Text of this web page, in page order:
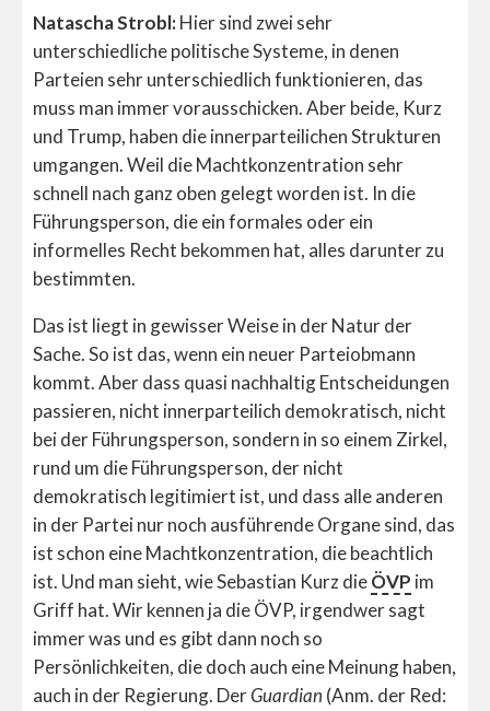
Natascha Strobl:Hier sind zwei sehr
unterschiedliche politische Systeme, in denen
Parteien sehr unterschiedlich funktionieren, das
muss man immer vorausschicken. Aber beide, Kurz
und Trump, haben die innerparteilichen Strukturen
umgangen. Weil die Machtkonzentration sehr
schnell nach ganz oben gelegt worden ist. In die
Führungsperson, die ein formales oder ein
informelles Recht bekommen hat, alles darunter zu
bestimmten.
Das ist liegt in gewisser Weise in der Natur der
Sache. So ist das, wenn ein neuer Parteiobmann
kommt. Aber dass quasi nachhaltig Entscheidungen
passieren, nicht innerparteilich demokratisch, nicht
bei der Führungsperson, sondern in so einem Zirkel,
rund um die Führungsperson, der nicht
demokratisch legitimiert ist, und dass alle anderen
in der Partei nur noch ausführende Organe sind, das
ist schon eine Machtkonzentration, die beachtlich
ist. Und man sieht, wie Sebastian Kurz dieÖVP im
Griff hat. Wir kennen ja die ÖVP, irgendwer sagt
immer was und es gibt dann noch so
Persönlichkeiten, die doch auch eine Meinung haben,
auch in der Regierung. DerGuardian(Anm. der Red: